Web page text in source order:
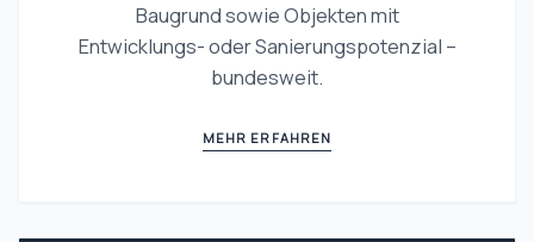
Baugrund sowie Objekten mit
Entwicklungs- oder Sanierungspotenzial –
bundesweit.
MEHR ERFAHREN